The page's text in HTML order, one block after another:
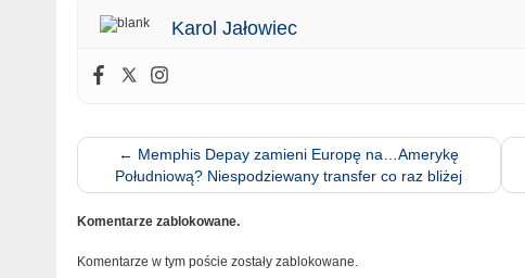
Karol Jałowiec
← Memphis Depay zamieni Europę na…Amerykę
Południową? Niespodziewany transfer co raz bliżej
Komentarze zablokowane.
Komentarze w tym poście zostały zablokowane.